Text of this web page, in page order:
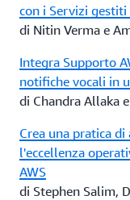
con i Servizi gestiti
di Nitin Verma e
Integra Supporto
notifiche vocali in
di Chandra Allaka
Crea una pratica
l'eccellenza
AWS
di Stephen Salim,